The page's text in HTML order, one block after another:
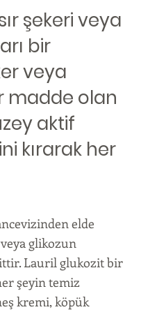
şekeri veya
bir
veya
madde olan
aktif
kırarak her
elde
glikozun
Lauril glukozit bir
şeyin temiz
kremi, köpük